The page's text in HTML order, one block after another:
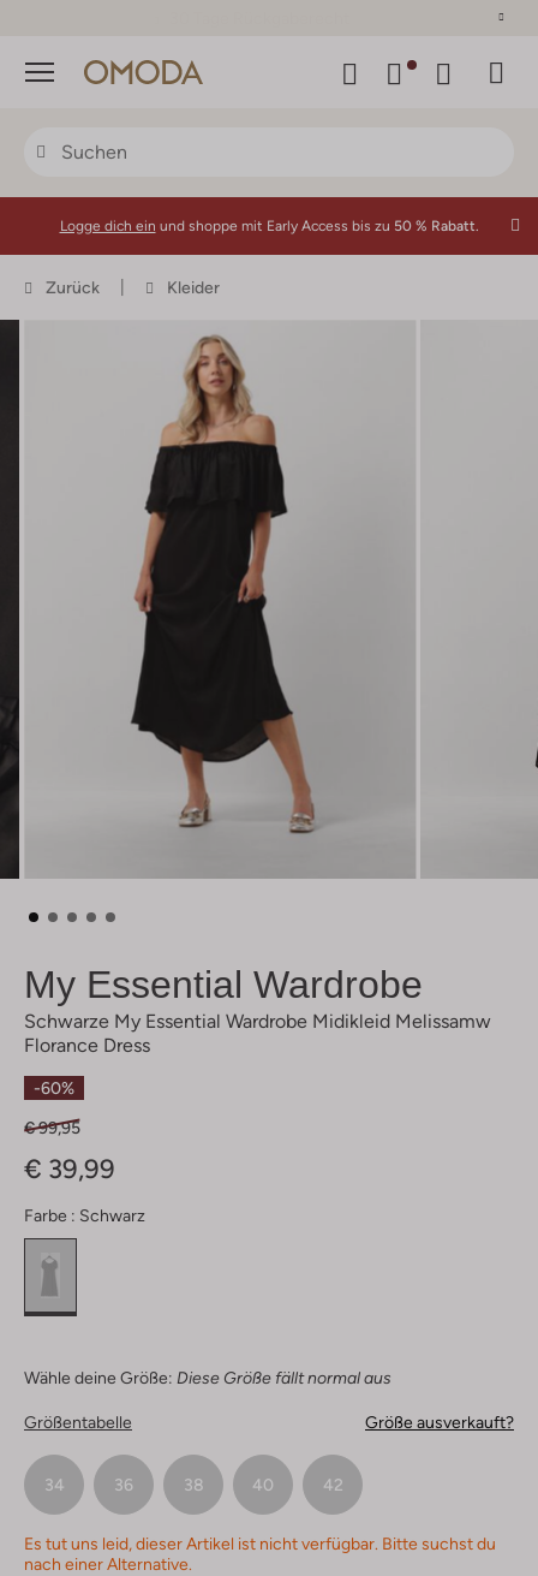
Menü
Logge dich ein und shoppe mit Early Access bis zu 50 % Rabatt.
Zurück Kleider
My Essential Wardrobe
Schwarze My Essential Wardrobe Midikleid Melissamw
Florance Dress
-60%
€ 99,95
€ 39,99
Farbe : Schwarz
Wähle deine Größe: Diese Größe fällt normal aus
Größentabelle Größe ausverkauft?
34 36 38 40 42
Es tut uns leid, dieser Artikel ist nicht verfügbar. Bitte suchst du
nach einer Alternative.